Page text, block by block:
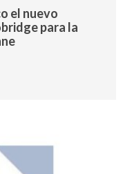
el nuevo
para la